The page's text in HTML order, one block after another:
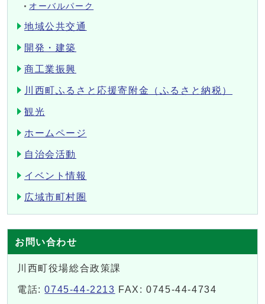
オーバルパーク
地域公共交通
開発・建築
商工業振興
川西町ふるさと応援寄附金（ふるさと納税）
観光
ホームページ
自治会活動
イベント情報
広域市町村圏
お問い合わせ
川西町役場総合政策課
電話:0745-44-2213 FAX: 0745-44-4734